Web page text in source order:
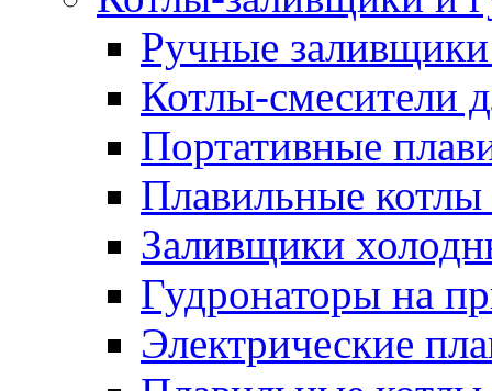
Ручные заливщики
Котлы-смесители
Портативные
Плавильные
Заливщики
Гудронаторы на
Электрические